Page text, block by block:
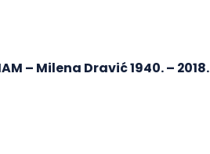
– Milena Dravić 1940. – 2018.